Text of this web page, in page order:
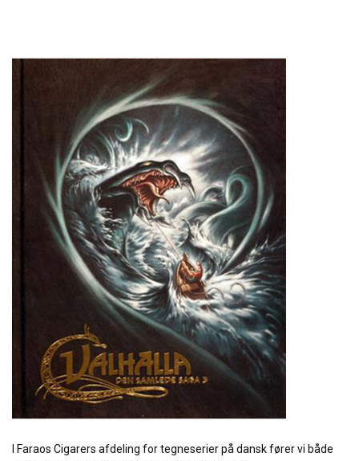
I Faraos Cigarers afdeling for tegneserier på dansk fører vi både